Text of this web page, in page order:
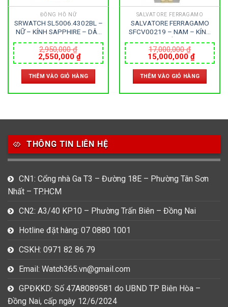
ĐỒNG HỒ NỮ
SRWATCH SL5006.4302BL –
NỮ – KÍNH SAPPHIRE – DÂY
MÁY NHẬT
2,950,000₫
Giá
gốc
là:
2,950,000 ₫.
2,550,000₫Giá
hiện
tại
là:
2,550,000 ₫.
THÊM VÀO GIỎ HÀNG
SALVATORE FERRAGAMO
SALVATORE FERRAGAMO
SFCV00219 – NAM – KÍNH
SAPPHIRE – DÂY KIM LOẠI –
PIN – SIZE 40MM – MÁY
ITALIA
17,000,000₫
Giá
gốc
là:
17,000,000 ₫.
15,000,000₫Giá
hiện
tại
là:
THÊM VÀO GIỎ HÀNG
THÔNG TIN LIÊN HỆ
CN1: Cổng nhà Ga T3 – Đường 18E – Phường Tân Sơn
Nhất – TP.HCM
CN2: A3/40 KP10 – Phường Trấn Biên – Đồng Nai
Hotline đặt hàng: 07 0880 1001
CSKH: 0971 82 86 79
Email: Watch365.vn@gmail.com
GPĐKKD: Số 47A8089581 do UBND TP Biên Hòa –
Đồng Nai, cấp ngày 12/6/2024